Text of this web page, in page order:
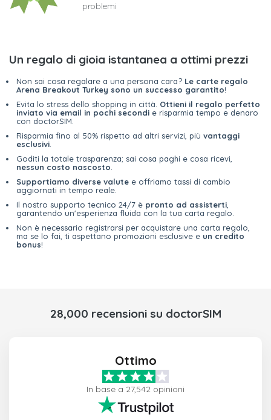
problemi
Un regalo di gioia istantanea a ottimi prezzi
Non sai cosa regalare a una persona cara? Le carte regalo
Arena Breakout Turkey sono un successo garantito!
Evita lo stress dello shopping in città. Ottieni il regalo perfetto
inviato via email in pochi secondi e risparmia tempo e denaro
con doctorSIM.
Risparmia fino al 50% rispetto ad altri servizi, più vantaggi
esclusivi
Goditi la totale trasparenza; sai cosa paghi e cosa ricevi,
nessun costo nascosto
Supportiamo diverse valute e offriamo tassi di cambio
aggiornati in tempo reale.
Il nostro supporto tecnico 24/7 è pronto ad assisterti
garantendo un'esperienza fluida con la tua carta regalo.
Non è necessario registrarsi per acquistare una carta regalo,
ma se lo fai, ti aspettano promozioni esclusive e un credito
bonus!
28,000 recensioni su doctorSIM
Ottimo
In base a 27,542 opinioni